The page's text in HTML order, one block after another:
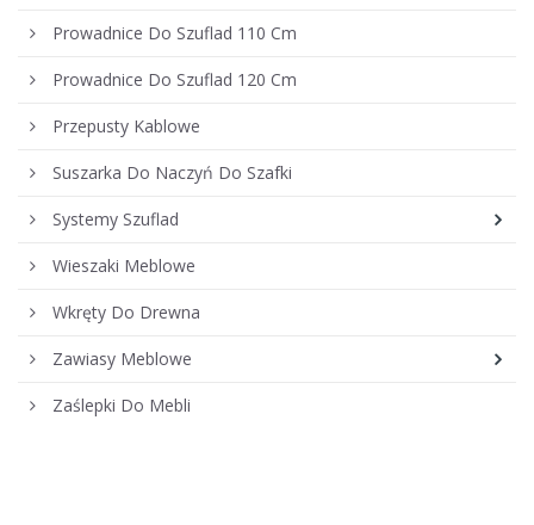
Prowadnice Do Szuflad 110 Cm
Prowadnice Do Szuflad 120 Cm
Przepusty Kablowe
Suszarka Do Naczyń Do Szafki
Systemy Szuflad
Wieszaki Meblowe
Wkręty Do Drewna
Zawiasy Meblowe
Zaślepki Do Mebli